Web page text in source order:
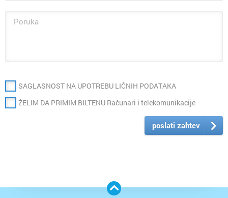
SAGLASNOST NA UPOTREBU LIČNIH PODATAKA
ŽELIM DA PRIMIM BILTENU Računari i telekomunikacije
poslati zahtev